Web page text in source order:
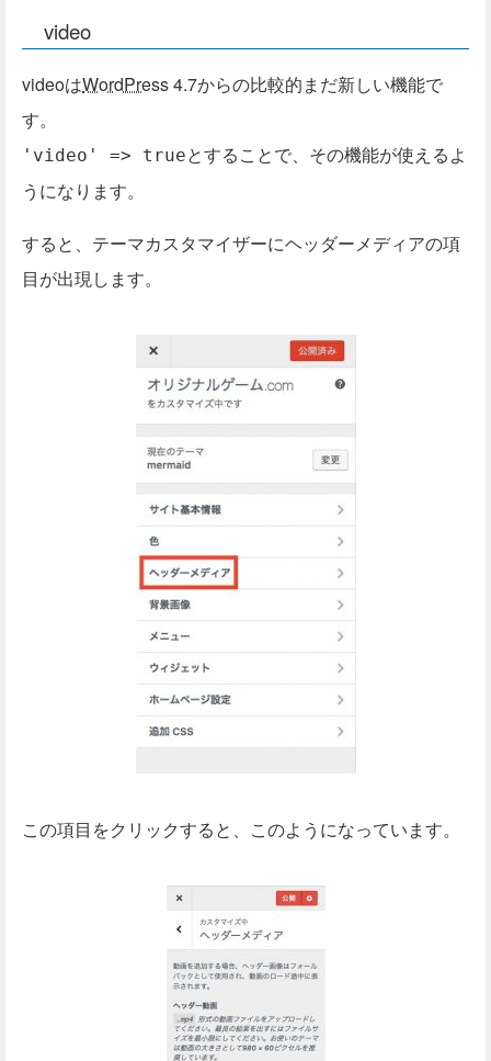
video
videoはWordPress4.7からの比較的まだ新しい機能で
す。
'video' => trueとすることで、その機能が使えるよ
うになります。
すると、テーマカスタマイザーにヘッダーメディアの項
目が出現します。
この項目をクリックすると、このようになっています。